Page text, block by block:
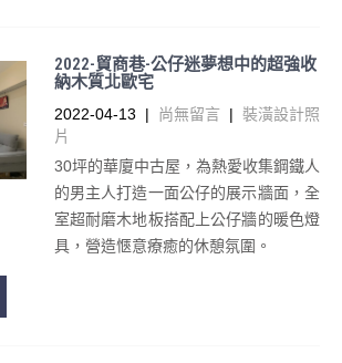
2022-貿商巷-公仔迷夢想中的超強收
納木質北歐宅
2022-04-13 | 尚無留言 | 裝潢設計照
片
30坪的華廈中古屋，為熱愛收集鋼鐵人
的男主人打造一面公仔的展示牆面，全
室超耐磨木地板搭配上公仔牆的暖色燈
具，營造愜意療癒的休憩氛圍。